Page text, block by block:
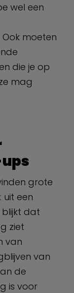
wel een
moeten
die je op
mag
grote
uit een
blijkt dat
ziet
van
van
de
is voor